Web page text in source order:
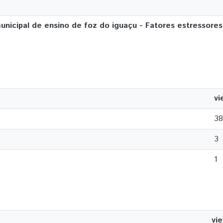
de ensino de foz do iguaçu - Fatores
38
3
1